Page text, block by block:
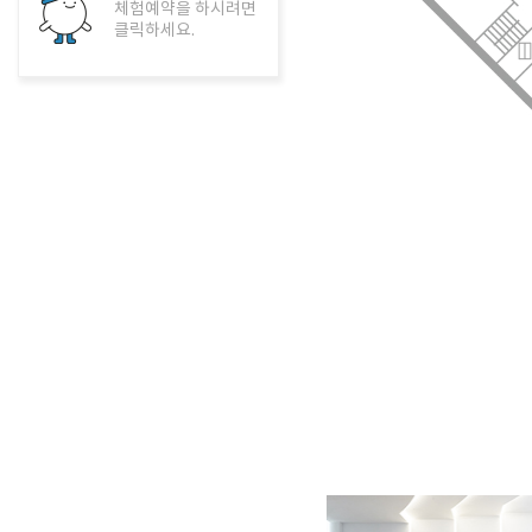
체험예약을 하시려면
클릭하세요.